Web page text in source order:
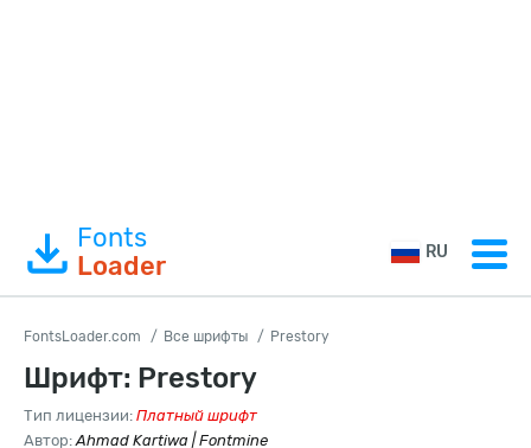
Fonts
Loader
RU
FontsLoader.com Все шрифты Prestory
Шрифт: Prestory
Тип лицензии: Платный шрифт
Автор:Ahmad Kartiwa | Fontmine